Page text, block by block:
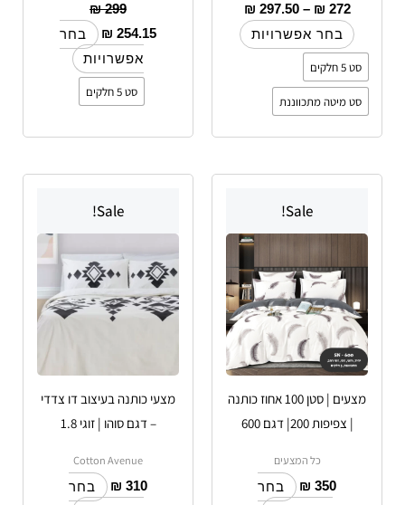
₪ 272
–
₪ 297.50
בחר אפשרויות
סט 5 חלקים
סט מיטה מתכווננת
₪299
₪ 254.15
בחר
אפשרויות
סט 5 חלקים
Sale!
מצעים | סטן 100 אחוז כותנה
| צפיפות 200| דגם 600
כל המצעים
₪ 350
בחר
יש
סוגים.
ניתן
לבחור
את
בעמוד
המוצר
Sale!
מצעי כותנה בעיצוב דו צדדי
– דגם סוהו | זוגי 1.8
Cotton Avenue
₪ 310
בחר
יש
מספר
סוגים.
ניתן
בעמוד
המוצר